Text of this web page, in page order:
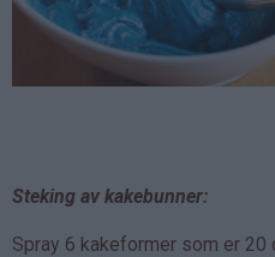
Steking av kakebunner:
Spray 6 kakeformer som er